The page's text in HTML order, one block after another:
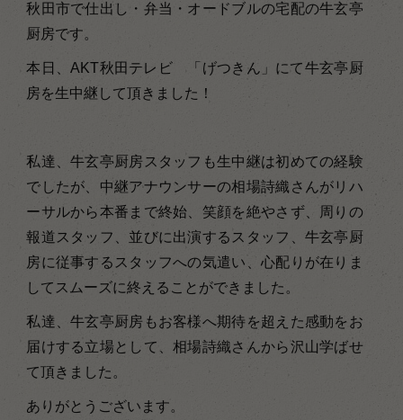
秋田市で仕出し・弁当・オードブルの宅配の牛玄亭
厨房です。
本日、AKT秋田テレビ 「げつきん」にて牛玄亭厨
房を生中継して頂きました！
私達、牛玄亭厨房スタッフも生中継は初めての経験
でしたが、中継アナウンサーの相場詩織さんがリハ
ーサルから本番まで終始、笑顔を絶やさず、周りの
報道スタッフ、並びに出演するスタッフ、牛玄亭厨
房に従事するスタッフへの気遣い、心配りが在りま
してスムーズに終えることができました。
私達、牛玄亭厨房もお客様へ期待を超えた感動をお
届けする立場として、相場詩織さんから沢山学ばせ
て頂きました。
ありがとうございます。